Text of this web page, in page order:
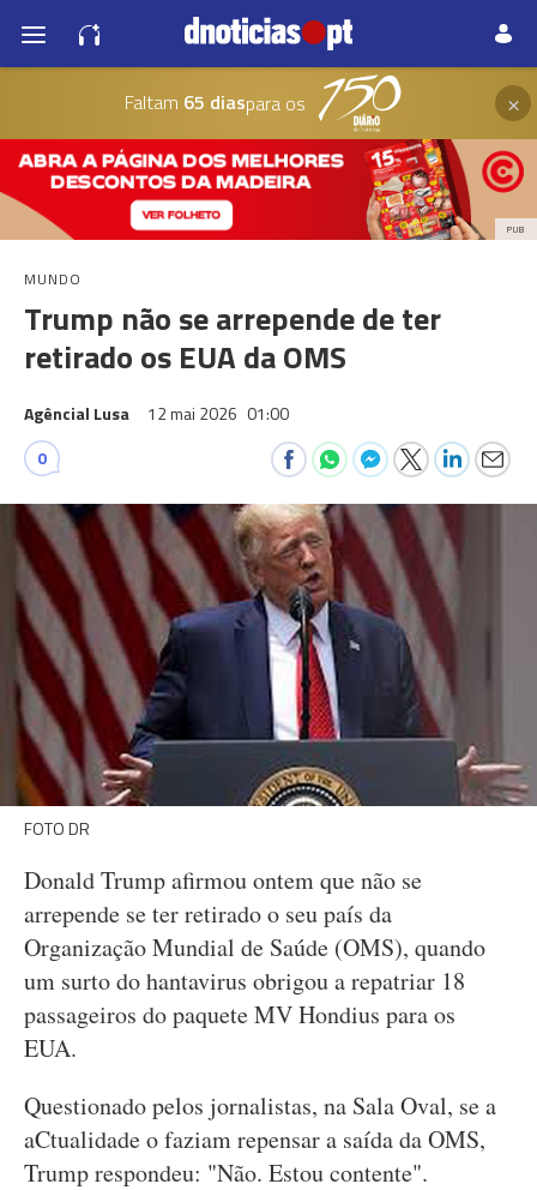
Faltam 65 diaspara os ×
PUB
MUNDO
Trump não se arrepende de ter
retirado os EUA da OMS
Agêncial Lusa 12 mai 2026 01:00
0
FOTO DR
Donald Trump afirmou ontem que não se
arrepende se ter retirado o seu país da
Organização Mundial de Saúde (OMS), quando
um surto do hantavirus obrigou a repatriar 18
passageiros do paquete MV Hondius para os
EUA.
Questionado pelos jornalistas, na Sala Oval, se a
aCtualidade o faziam repensar a saída da OMS,
Trump respondeu: "Não. Estou contente".